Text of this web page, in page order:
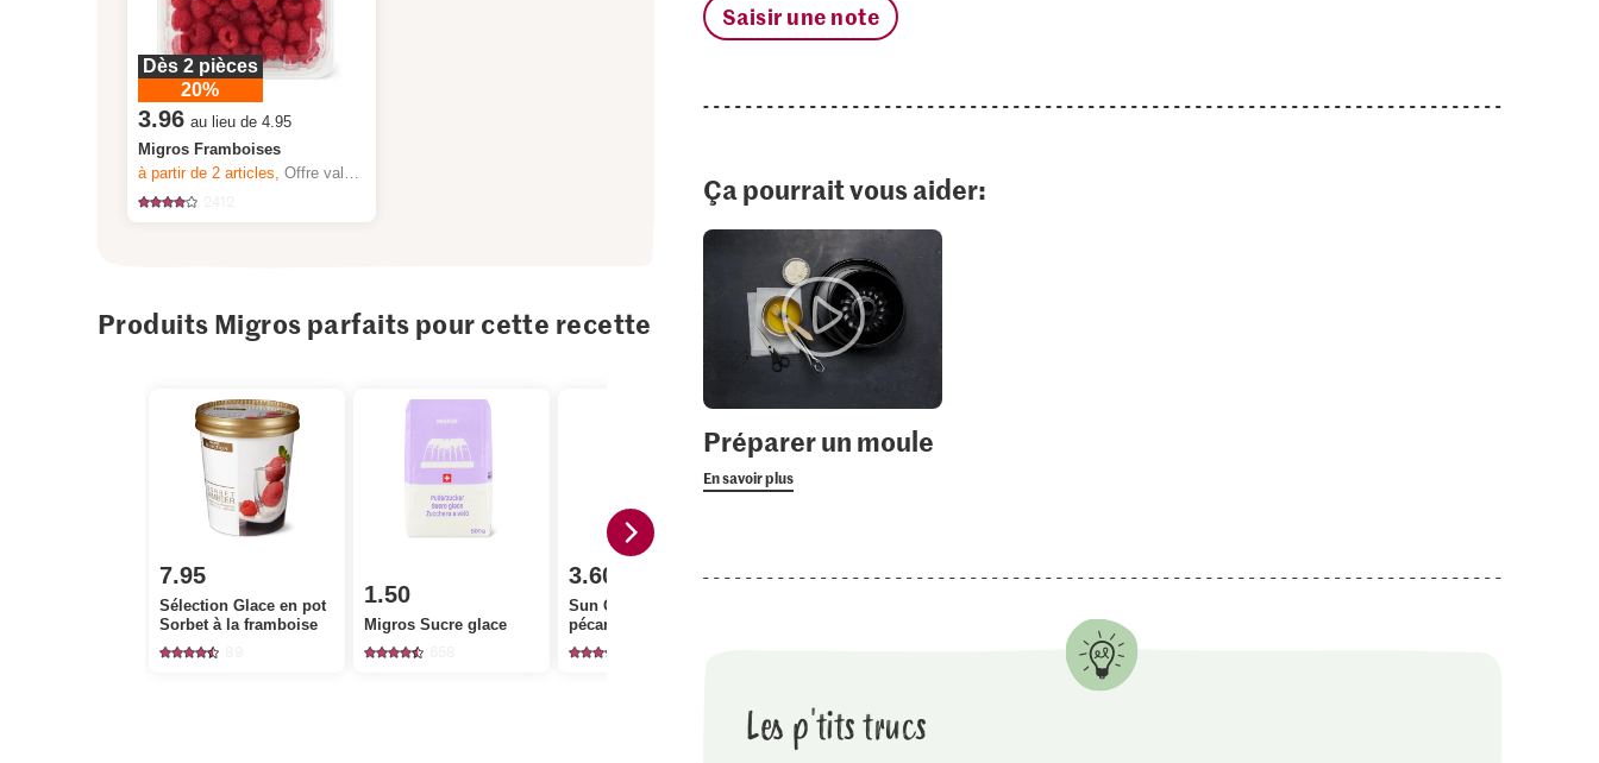
Dès 2 pièces
20%
3.96 au lieu de 4.95
Migros Framboises
à partir de 2 articles, Offre valable du 6.8 au 12.8.2026, jusqu’à épuisement du stock.
Produits Migros parfaits pour cette recette
7.95
Sélection Glace en pot
Sorbet à la framboise
1.50
Migros Sucre glace
3.60
Sun Queen Noix de
pécan
5.00 3.95
103
1.50 4.75
Saisir une note
Ça pourrait vous aider:
Préparer un moule
En savoir plus
Les p'tits trucs